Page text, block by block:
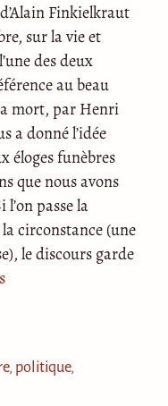
Finkielkraut
sur la vie et
des deux
au beau
mort, par Henri
a donné l’idée
éloges funèbres
que nous avons
passe la
circonstance (une
le discours garde
, politique,